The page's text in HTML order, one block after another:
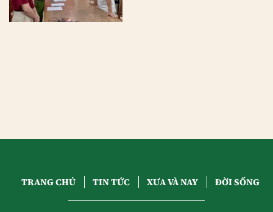
TRANG CHỦ TIN TỨC XƯA VÀ NAY ĐỜI SỐNG